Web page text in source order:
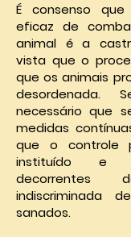
É consenso
eficaz de
animal é a
vista que o
que os animais
desordenada.
necessário que
medidas
que o controle
instituído e
decorrentes
indiscriminada
sanados.